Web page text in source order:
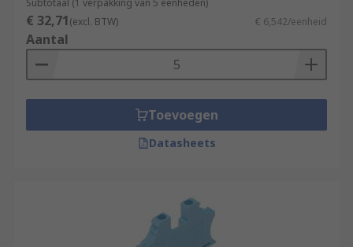
Subtotaal (1 verpakking van 5 eenheden)
€ 32,71(excl. BTW) € 6,542/eenheid
Aantal
Toevoegen
Datasheets